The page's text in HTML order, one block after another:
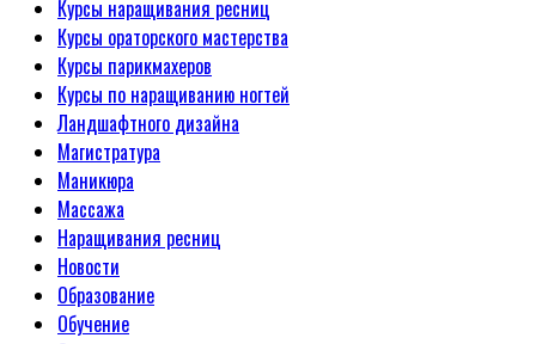
Курсы наращивания ресниц
Курсы ораторского мастерства
Курсы парикмахеров
Курсы по наращиванию ногтей
Ландшафтного дизайна
Магистратура
Маникюра
Массажа
Наращивания ресниц
Новости
Образование
Обучение